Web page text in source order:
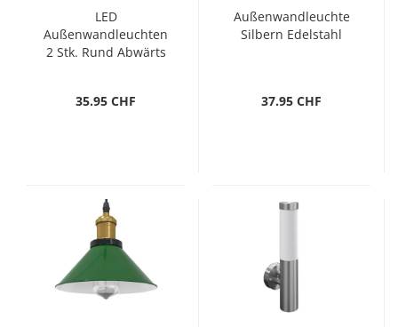
LED
Außenwandleuchten
2 Stk. Rund Abwärts
35.95 CHF
Außenwandleuchte
Silbern Edelstahl
37.95 CHF